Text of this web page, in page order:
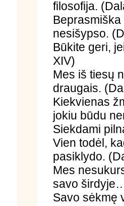
filosofija.
nesišypso.
Būkite geri,
XIV)
Mes iš tiesų
draugais.
Kiekvienas
jokiu būdu
Siekdami
Vien todėl,
pasiklydo.
Mes
savo
Savo sėkmę